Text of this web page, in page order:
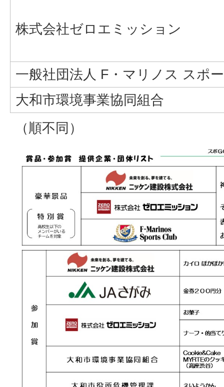
株式会社ゼロエミッション
一般社団法人 F・マリノス スポ
大和市環境事業協同組合
（順不同）